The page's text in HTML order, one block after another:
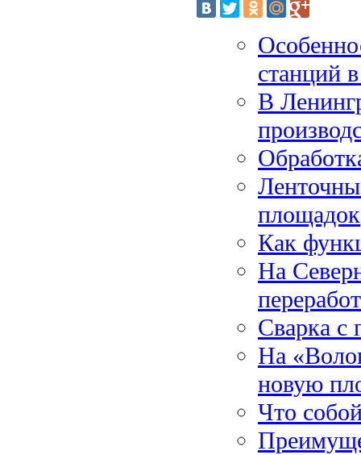
станций
В
площадок
Как
На
Сварка с
На
новую
Что